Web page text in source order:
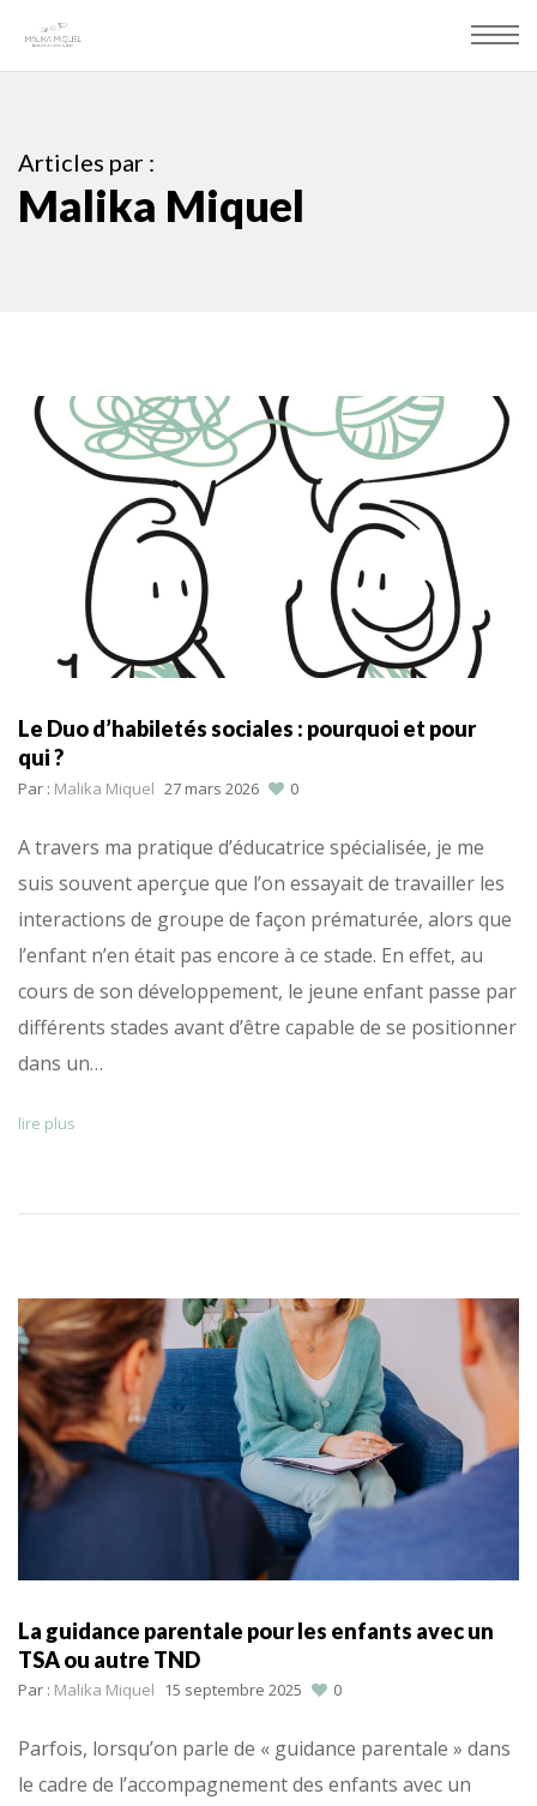
Articles par :
Malika Miquel
Le Duo d’habiletés sociales : pourquoi et pour
qui ?
Par : Malika Miquel 27 mars 2026 0
A travers ma pratique d’éducatrice spécialisée, je me
suis souvent aperçue que l’on essayait de travailler les
interactions de groupe de façon prématurée, alors que
l’enfant n’en était pas encore à ce stade. En effet, au
cours de son développement, le jeune enfant passe par
différents stades avant d’être capable de se positionner
dans un…
lire plus
La guidance parentale pour les enfants avec un
TSA ou autre TND
Par : Malika Miquel 15 septembre 2025 0
Parfois, lorsqu’on parle de « guidance parentale » dans
le cadre de l’accompagnement des enfants avec un